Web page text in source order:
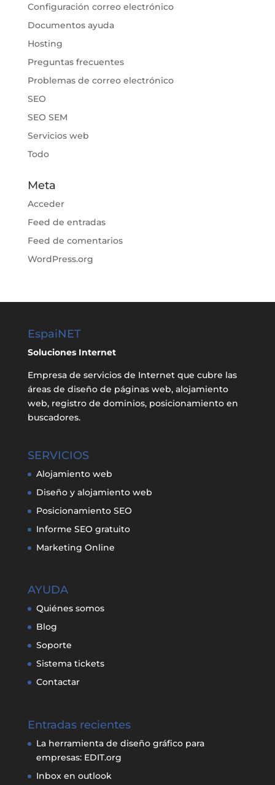
Configuración correo electrónico
Documentos ayuda
Hosting
Preguntas frecuentes
Problemas de correo electrónico
SEO
SEO SEM
Servicios web
Todo
Meta
Acceder
Feed de entradas
Feed de comentarios
WordPress.org
EspaiNET
Soluciones Internet
Empresa de servicios de Internet que cubre las
áreas de diseño de páginas web, alojamiento
web, registro de dominios, posicionamiento en
buscadores.
SERVICIOS
Alojamiento web
Diseño y alojamiento web
Posicionamiento SEO
Informe SEO gratuito
Marketing Online
AYUDA
Quiénes somos
Blog
Soporte
Sistema tickets
Contactar
Entradas recientes
La herramienta de diseño gráfico para
empresas: EDIT.org
Inbox en outlook